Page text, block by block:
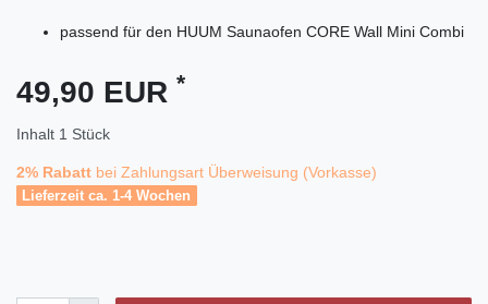
passend für den HUUM Saunaofen CORE Wall Mini Combi
49,90 EUR *
Inhalt 1 Stück
2% Rabatt bei Zahlungsart Überweisung (Vorkasse)
Lieferzeit ca. 1-4 Wochen